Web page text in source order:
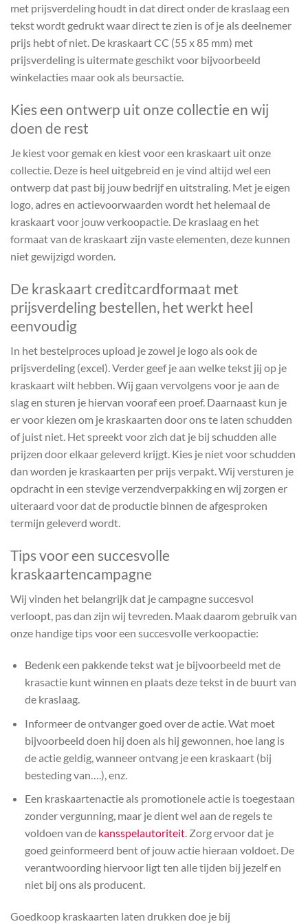
met prijsverdeling houdt in dat direct onder de kraslaag een
tekst wordt gedrukt waar direct te zien is of je als deelnemer
prijs hebt of niet. De kraskaart CC (55 x 85 mm) met
prijsverdeling is uitermate geschikt voor bijvoorbeeld
winkelacties maar ook als beursactie.
Kies een ontwerp uit onze collectie en wij
doen de rest
Je kiest voor gemak en kiest voor een kraskaart uit onze
collectie. Deze is heel uitgebreid en je vind altijd wel een
ontwerp dat past bij jouw bedrijf en uitstraling. Met je eigen
logo, adres en actievoorwaarden wordt het helemaal de
kraskaart voor jouw verkoopactie. De kraslaag en het
formaat van de kraskaart zijn vaste elementen, deze kunnen
niet gewijzigd worden.
De kraskaart creditcardformaat met
prijsverdeling bestellen, het werkt heel
eenvoudig
In het bestelproces upload je zowel je logo als ook de
prijsverdeling (excel). Verder geef je aan welke tekst jij op je
kraskaart wilt hebben. Wij gaan vervolgens voor je aan de
slag en sturen je hiervan vooraf een proef. Daarnaast kun je
er voor kiezen om je kraskaarten door ons te laten schudden
of juist niet. Het spreekt voor zich dat je bij schudden alle
prijzen door elkaar geleverd krijgt. Kies je niet voor schudden
dan worden je kraskaarten per prijs verpakt. Wij versturen je
opdracht in een stevige verzendverpakking en wij zorgen er
uiteraard voor dat de productie binnen de afgesproken
termijn geleverd wordt.
Tips voor een succesvolle
kraskaartencampagne
Wij vinden het belangrijk dat je campagne succesvol
verloopt, pas dan zijn wij tevreden. Maak daarom gebruik van
onze handige tips voor een succesvolle verkoopactie:
Bedenk een pakkende tekst wat je bijvoorbeeld met de
krasactie kunt winnen en plaats deze tekst in de buurt van
de kraslaag.
Informeer de ontvanger goed over de actie. Wat moet
bijvoorbeeld doen hij doen als hij gewonnen, hoe lang is
de actie geldig, wanneer ontvang je een kraskaart (bij
besteding van….), enz.
Een kraskaartenactie als promotionele actie is toegestaan
zonder vergunning, maar je dient wel aan de regels te
voldoen van de kansspelautoriteit. Zorg ervoor dat je
goed geinformeerd bent of jouw actie hieraan voldoet. De
verantwoording hiervoor ligt ten alle tijden bij jezelf en
niet bij ons als producent.
Goedkoop kraskaarten laten drukken doe je bij